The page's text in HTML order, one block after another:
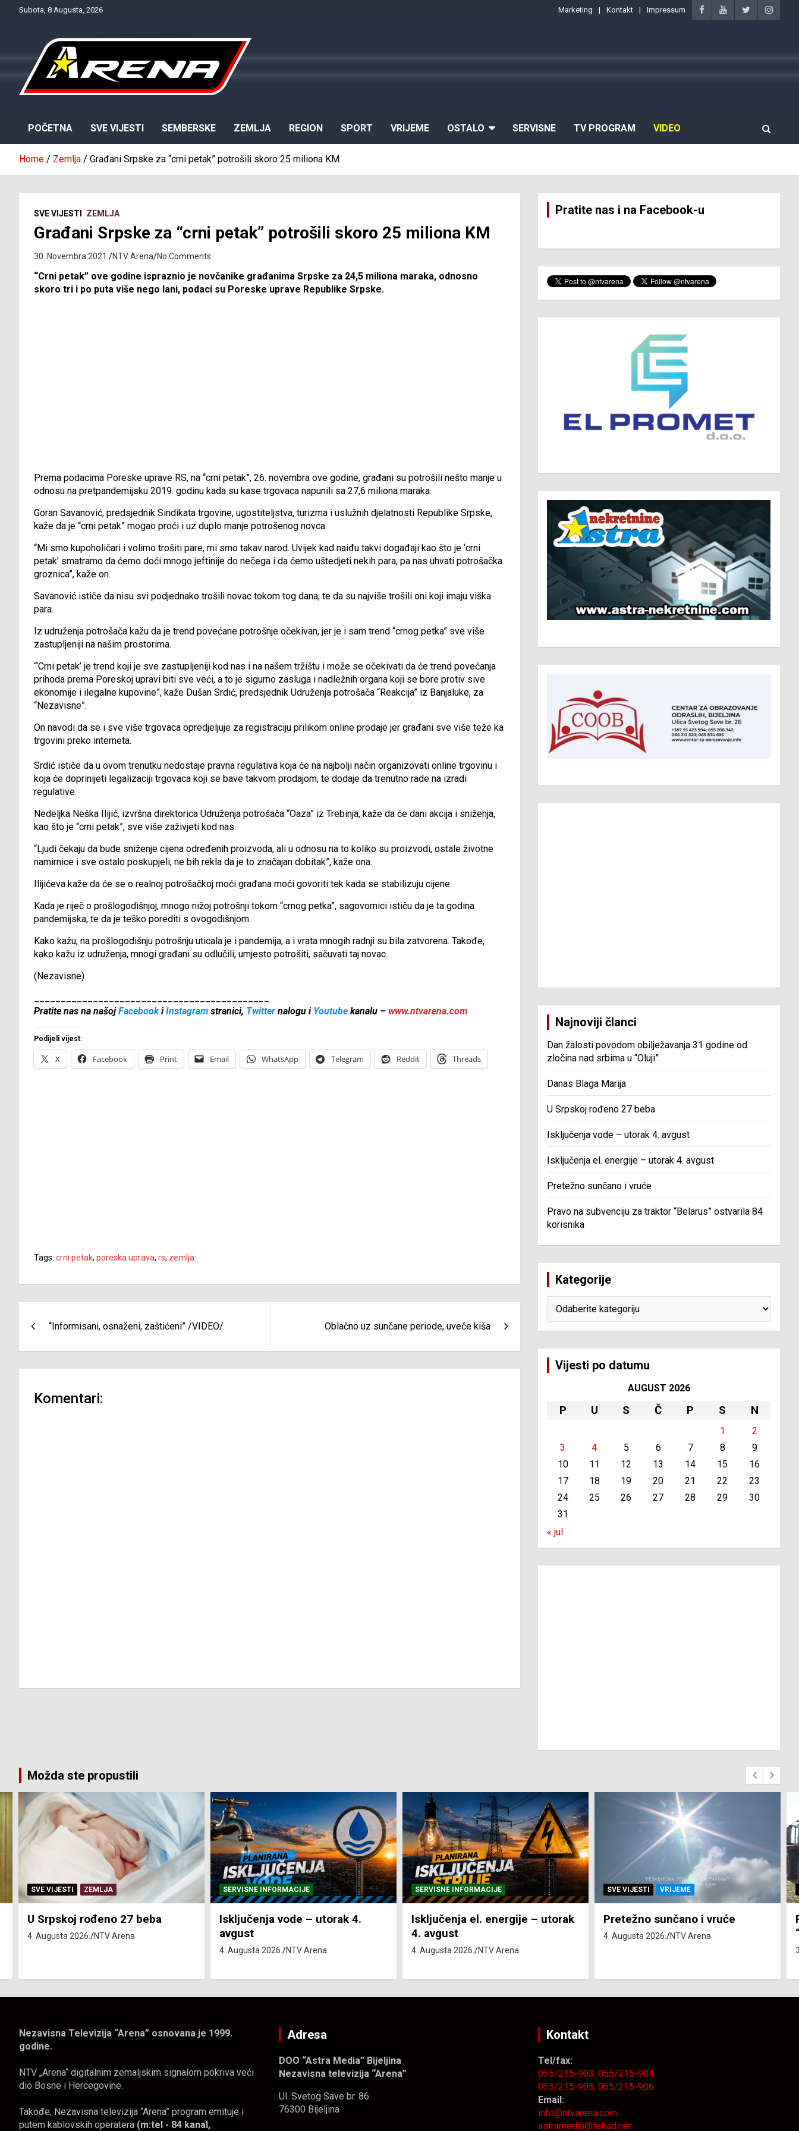
Subota, 8 Augusta, 2026 Marketing Kontakt Impressum
POČETNA SVE VIJESTI SEMBERSKE ZEMLJA REGION SPORT VRIJEME OSTALO SERVISNE TV PROGRAM VIDEO
Home Zemlja Građani Srpske za “crni petak” potrošili skoro 25 miliona KM
SVE VIJESTI ZEMLJA
Građani Srpske za “crni petak” potrošili skoro 25 miliona KM
30. Novembra 2021. NTV Arena No Comments
“Crni petak” ove godine ispraznio je novčanike građanima Srpske za 24,5 miliona maraka, odnosno
skoro tri i po puta više nego lani, podaci su Poreske uprave Republike Srpske.
Prema podacima Poreske uprave RS, na “crni petak”, 26. novembra ove godine, građani su potrošili nešto manje u
odnosu na pretpandemijsku 2019. godinu kada su kase trgovaca napunili sa 27,6 miliona maraka.
Goran Savanović, predsjednik Sindikata trgovine, ugostiteljstva, turizma i uslužnih djelatnosti Republike Srpske,
kaže da je “crni petak” mogao proći i uz duplo manje potrošenog novca.
“Mi smo kupoholičari i volimo trošiti pare, mi smo takav narod. Uvijek kad naiđu takvi događaji kao što je ‘crni
petak’ smatramo da ćemo doći mnogo jeftinije do nečega i da ćemo uštedjeti nekih para, pa nas uhvati potrošačka
groznica”, kaže on.
Savanović ističe da nisu svi podjednako trošili novac tokom tog dana, te da su najviše trošili oni koji imaju viška
para.
Iz udruženja potrošača kažu da je trend povećane potrošnje očekivan, jer je i sam trend “crnog petka” sve više
zastupljeniji na našim prostorima.
“‘Crni petak’ je trend koji je sve zastupljeniji kod nas i na našem tržištu i može se očekivati da će trend povećanja
prihoda prema Poreskoj upravi biti sve veći, a to je sigurno zasluga i nadležnih organa koji se bore protiv sive
ekonomije i ilegalne kupovine”, kaže Dušan Srdić, predsjednik Udruženja potrošača “Reakcija” iz Banjaluke, za
“Nezavisne”.
On navodi da se i sve više trgovaca opredjeljuje za registraciju prilikom online prodaje jer građani sve više teže ka
trgovini preko interneta.
Srdić ističe da u ovom trenutku nedostaje pravna regulativa koja će na najbolji način organizovati online trgovinu i
koja će doprinijeti legalizaciji trgovaca koji se bave takvom prodajom, te dodaje da trenutno rade na izradi
regulative.
Nedeljka Neška Ilijić, izvršna direktorica Udruženja potrošača “Oaza” iz Trebinja, kaže da će dani akcija i sniženja,
kao što je “crni petak”, sve više zaživjeti kod nas.
“Ljudi čekaju da bude sniženje cijena određenih proizvoda, ali u odnosu na to koliko su proizvodi, ostale životne
namirnice i sve ostalo poskupjeli, ne bih rekla da je to značajan dobitak”, kaže ona.
Ilijićeva kaže da će se o realnoj potrošačkoj moći građana moći govoriti tek kada se stabilizuju cijene.
Kada je riječ o prošlogodišnjoj, mnogo nižoj potrošnji tokom “crnog petka”, sagovornici ističu da je ta godina
pandemijska, te da je teško porediti s ovogodišnjom.
Kako kažu, na prošlogodišnju potrošnju uticala je i pandemija, a i vrata mnogih radnji su bila zatvorena. Takođe,
kako kažu iz udruženja, mnogi građani su odlučili, umjesto potrošiti, sačuvati taj novac.
(Nezavisne)
Pratite nas na našojFacebookiInstagram stranici, Twitter nalogu i Youtube kanalu – www.ntvarena.com
Podijeli vijest:
X Facebook Print Email WhatsApp Telegram Reddit Threads
Tags: crni petak, poreska uprava, rs, zemlja
“Informisani, osnaženi, zaštićeni” /VIDEO/ Oblačno uz sunčane periode, uveče kiša
Komentari:
Pratite nas i na Facebook-u
Najnoviji članci
Dan žalosti povodom obilježavanja 31 godine od
zločina nad srbima u “Oluji”
Danas Blaga Marija
U Srpskoj rođeno 27 beba
Isključenja vode – utorak 4. avgust
Isključenja el. energije – utorak 4. avgust
Pretežno sunčano i vruće
Pravo na subvenciju za traktor “Belarus” ostvarila 84
korisnika
Kategorije
Vijesti po datumu
AUGUST 2026
P U S Č P S N
1
2
3
4 5 6 7 8
9
10
11 12 13 14 15
16
17
18 19 20 21 22
23
24
25 26 27 28 29
30
31
« jul
Možda ste propustili
SERVISNE INFORMACIJE
Isključenja vode – utorak 4.
avgust
SERVISNE INFORMACIJE
Isključenja el. energije – utorak
4. avgust
4. Augusta 2026. NTV Arena
SVE VIJESTI VRIJEME
Pretežno sunčano i vruće
4. Augusta 2026.
SVE VIJESTI ZEMLJA
Pravo na subvenciju za traktor
“Belarus” ostvarila 84 korisnika
Nezavisna Televizija “Arena” osnovana je 1999.
godine.
NTV „Arena“ digitalnim zemaljskim signalom pokriva veći
dio Bosne i Hercegovine.
Takođe, Nezavisna televizija “Arena” program emituje i
putem kablovskih operatera (m:tel - 84 kanal,
Adresa
DOO “Astra Media” Bijeljina
Nezavisna televizija “Arena”
Ul. Svetog Save br. 86.
76300 Bijeljina
Kontakt
Tel/fax:
055/215-903;055/215-904
055/215-905;055/215-906
Email:
info@ntvarena.com
astramedia@telrad.net